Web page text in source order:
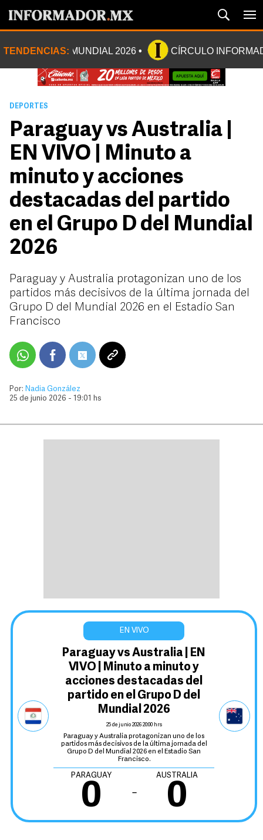
TENDENCIAS: MUNDIAL 2026 CÍRCULO
DEPORTES
Paraguay vs Australia |
EN VIVO | Minuto a
minuto y acciones
destacadas del partido
en el Grupo D del Mundial
2026
Paraguay y Australia protagonizan uno de los
partidos más decisivos de la última jornada del
Grupo D del Mundial 2026 en el Estadio San
Francisco
Por: Nadia González
25 de junio 2026 - 19:01 hs
Paraguay vs Australia | EN
VIVO | Minuto a minuto y
acciones destacadas del
partido en el Grupo D del
Mundial 2026
25 de junio 2026 20:00 hrs
Paraguay y Australia protagonizan uno de los
partidos más decisivos de la última jornada del
Grupo D del Mundial 2026 en el Estadio San
Francisco.
PARAGUAY
0 ‒
AUSTRALIA
0